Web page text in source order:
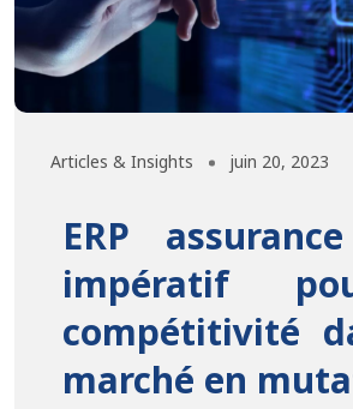
Articles & Insights juin 20, 2023
ERP
impératif
compétitivité
marché en